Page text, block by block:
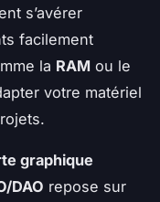
s’avérer
facilement
la RAM ou le
votre matériel
graphique
DAO repose sur